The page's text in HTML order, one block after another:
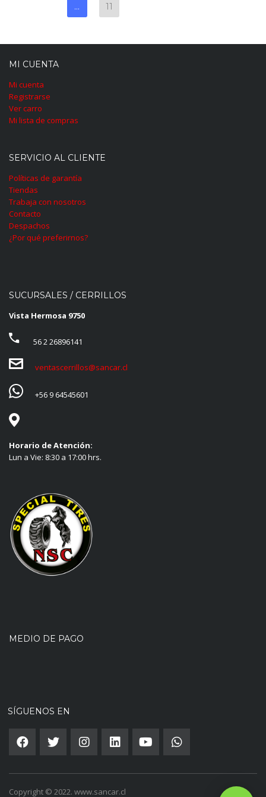
… 11
MI CUENTA
Mi cuenta
Registrarse
Ver carro
Mi lista de compras
SERVICIO AL CLIENTE
Políticas de garantía
Tiendas
Trabaja con nosotros
Contacto
Despachos
¿Por qué preferirnos?
SUCURSALES / CERRILLOS
Vista Hermosa 9750
56 2 26896141
ventascerrillos@sancar.cl
+56 9 64545601
Horario de Atención:
Lun a Vie: 8:30 a 17:00 hrs.
MEDIO DE PAGO
SÍGUENOS EN
Copyright © 2022. www.sancar.cl